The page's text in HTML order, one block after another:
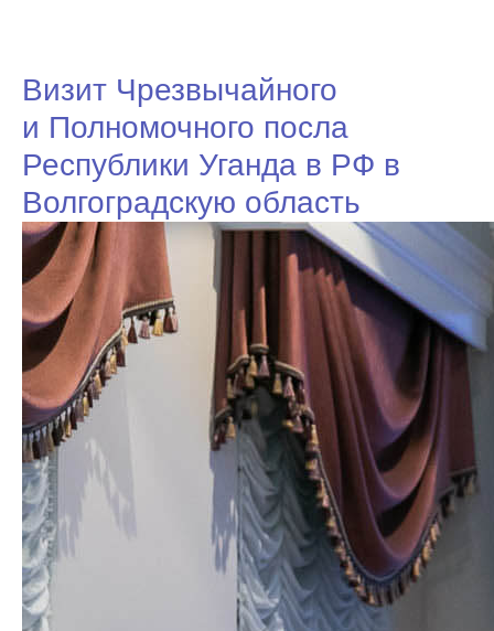
Визит Чрезвычайного
и Полномочного посла
Республики Уганда в РФ в
Волгоградскую область